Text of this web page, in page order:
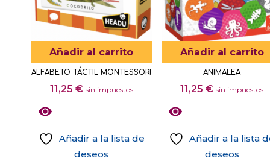
se
pueden
elegir
en
la
página
Añadir al carrito
ALFABETO TÁCTIL MONTESSORI
11,25 € sin impuestos
Añadir a la lista de
deseos
Añadir al carrito
ANIMALEA
11,25€ sin impuestos
Añadir a la lista
deseos